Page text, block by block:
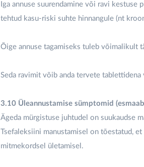
Iga annuse suurendamine või ravi kestuse
tehtud kasu-riski suhte hinnangule (nt
Õige annuse tagamiseks tuleb võimalikult
Seda ravimit võib anda tervete
3.10 Üleannustamise sümptomid
Ägeda mürgistuse juhtudel on suukaudse
Tsefaleksiini manustamisel on tõestatud,
mitmekordsel ületamisel.